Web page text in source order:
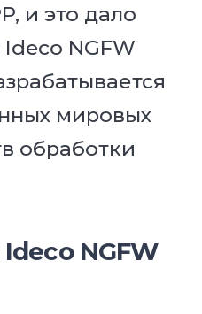
и это дало
NGFW
мировых
обработки
NGFW